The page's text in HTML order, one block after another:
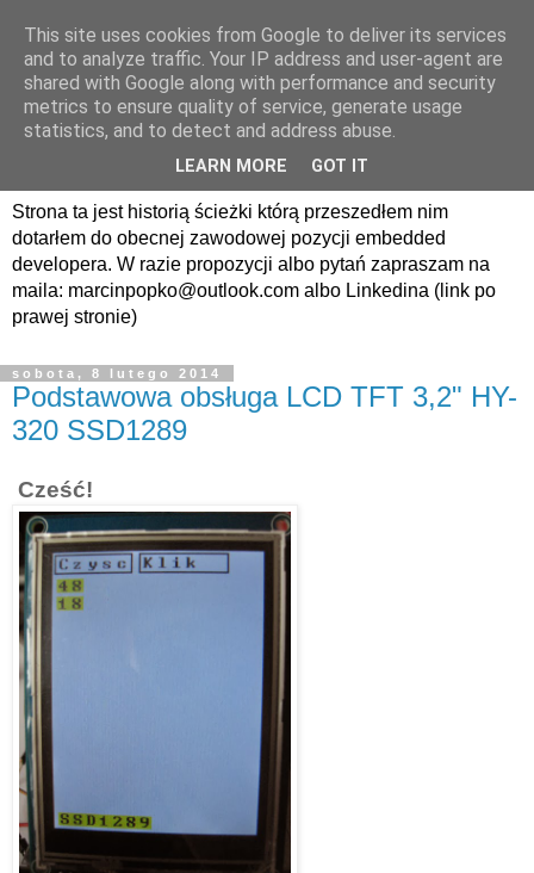
avrland.it - nic co
nerdowskie nie jest mi
Strona ta jest historią ścieżki którą przeszedłem nim
dotarłem do obecnej zawodowej pozycji embedded
developera. W razie propozycji albo pytań zapraszam na
maila: marcinpopko@outlook.com albo Linkedina (link po
prawej stronie)
sobota, 8 lutego 2014
Podstawowa obsługa LCD TFT 3,2" HY-
320 SSD1289
Cześć!
This site uses cookies from Google to deliver its services
and to analyze traffic. Your IP address and user-agent are
shared with Google along with performance and security
metrics to ensure quality of service, generate usage
statistics, and to detect and address abuse.
LEARN MORE GOT IT